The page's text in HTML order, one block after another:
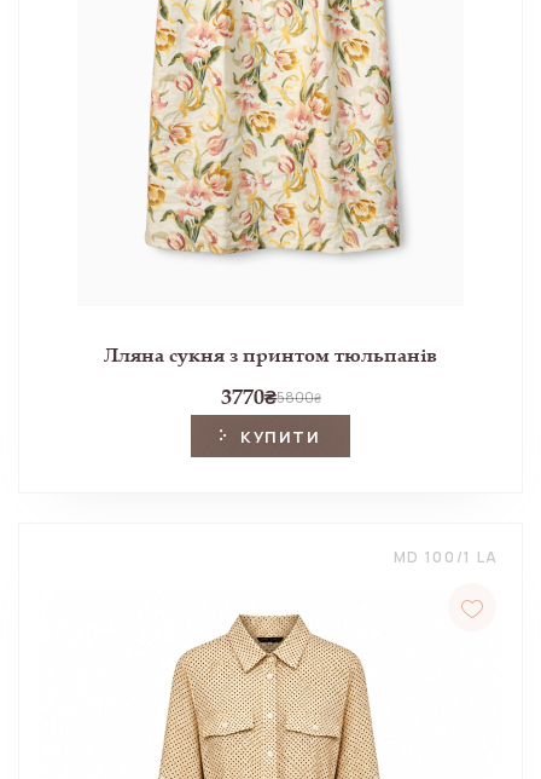
Лляна сукня з принтом тюльпанів
3770₴5800₴
КУПИТИ
MD 100/1 LA